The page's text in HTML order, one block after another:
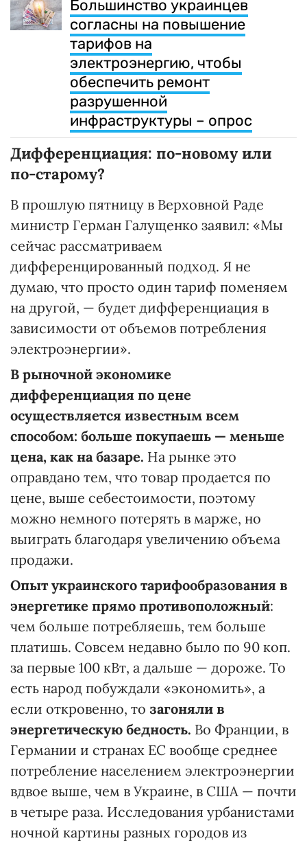
Большинство украинцев
согласны на повышение
тарифов на
электроэнергию, чтобы
обеспечить ремонт
разрушенной
инфраструктуры – опрос
Дифференциация: по-новому или
по-старому?
В прошлую пятницу в Верховной Раде
министр Герман Галущенко заявил: «Мы
сейчас рассматриваем
дифференцированный подход. Я не
думаю, что просто один тариф поменяем
на другой, — будет дифференциация в
зависимости от объемов потребления
электроэнергии».
В рыночной экономике
дифференциация по цене
осуществляется известным всем
способом: больше покупаешь — меньше
цена, как на базаре. На рынке это
оправдано тем, что товар продается по
цене, выше себестоимости, поэтому
можно немного потерять в марже, но
выиграть благодаря увеличению объема
продажи.
Опыт украинского тарифообразования в
энергетике прямо противоположный:
чем больше потребляешь, тем больше
платишь. Совсем недавно было по 90 коп.
за первые 100 кВт, а дальше — дороже. То
есть народ побуждали «экономить», а
если откровенно, то загоняли в
энергетическую бедность. Во Франции, в
Германии и странах ЕС вообще среднее
потребление населением электроэнергии
вдвое выше, чем в Украине, в США — почти
в четыре раза. Исследования урбанистами
ночной картины разных городов из